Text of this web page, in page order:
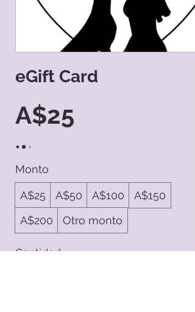
eGift Card
A$25
Monto
A$25 A$50 A$100
A$150
A$200
Otro monto
Cantidad